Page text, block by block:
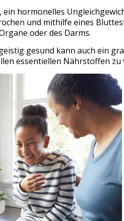
ein hormonelles
und mithilfe eines
oder des Darms.
gesund kann auch ein
essentiellen Nährstoffen